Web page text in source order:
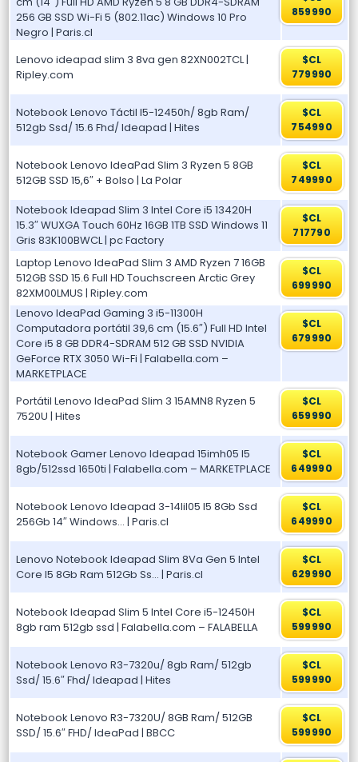
256 GB SSD Wi-Fi 5 (802.11ac) Windows 10 Pro
Negro | Paris.cl
859990
Lenovo ideapad slim 3 8va gen 82XN002TCL |
Ripley.com
$CL
779990
Notebook Lenovo Táctil I5-12450h/ 8gb Ram/
512gb Ssd/ 15.6 Fhd/ Ideapad | Hites
$CL
754990
Notebook Lenovo IdeaPad Slim 3 Ryzen 5 8GB
512GB SSD 15,6″ + Bolso | La Polar
$CL
749990
Notebook Ideapad Slim 3 Intel Core i5 13420H
15.3″ WUXGA Touch 60Hz 16GB 1TB SSD Windows 11
Gris 83K100BWCL | pc Factory
$CL
717790
Laptop Lenovo IdeaPad Slim 3 AMD Ryzen 7 16GB
512GB SSD 15.6 Full HD Touchscreen Arctic Grey
82XM00LMUS | Ripley.com
$CL
699990
Lenovo IdeaPad Gaming 3 i5-11300H
Computadora portátil 39,6 cm (15.6″) Full HD Intel
Core i5 8 GB DDR4-SDRAM 512 GB SSD NVIDIA
GeForce RTX 3050 Wi-Fi | Falabella.com –
MARKETPLACE
$CL
679990
Portátil Lenovo IdeaPad Slim 3 15AMN8 Ryzen 5
7520U | Hites
$CL
659990
Notebook Gamer Lenovo Ideapad 15imh05 I5
8gb/512ssd 1650ti | Falabella.com – MARKETPLACE
$CL
649990
Notebook Lenovo Ideapad 3-14Iil05 I5 8Gb Ssd
256Gb 14″ Windows… | Paris.cl
$CL
649990
Lenovo Notebook Ideapad Slim 8Va Gen 5 Intel
Core I5 8Gb Ram 512Gb Ss… | Paris.cl
$CL
629990
Notebook Ideapad Slim 5 Intel Core i5-12450H
8gb ram 512gb ssd | Falabella.com – FALABELLA
$CL
599990
Notebook Lenovo R3-7320u/ 8gb Ram/ 512gb
Ssd/ 15.6″ Fhd/ Ideapad | Hites
$CL
599990
Notebook Lenovo R3-7320U/ 8GB Ram/ 512GB
SSD/ 15.6″ FHD/ IdeaPad | BBCC
$CL
599990